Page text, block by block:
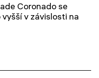
Coronado se
v závislosti na